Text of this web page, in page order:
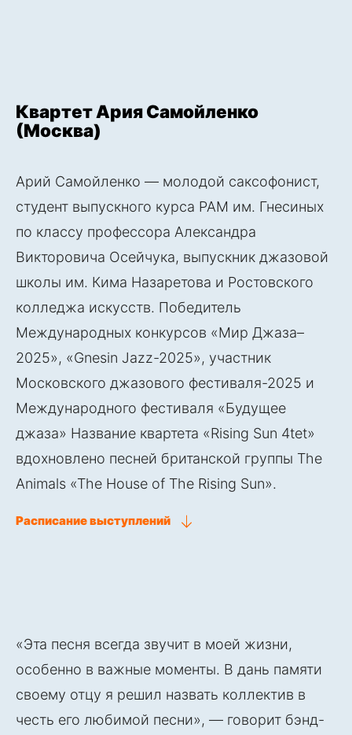
Квартет Ария Самойленко
(Москва)
Арий Самойленко — молодой саксофонист,
студент выпускного курса РАМ им. Гнесиных
по классу профессора Александра
Викторовича Осейчука, выпускник джазовой
школы им. Кима Назаретова и Ростовского
колледжа искусств. Победитель
Международных конкурсов «Мир Джаза–
2025», «Gnesin Jazz-2025», участник
Московского джазового фестиваля-2025 и
Международного фестиваля «Будущее
джаза» Название квартета «Rising Sun 4tet»
вдохновлено песней британской группы The
Animals «The House of The Rising Sun».
Расписание выступлений
«Эта песня всегда звучит в моей жизни,
особенно в важные моменты. В дань памяти
своему отцу я решил назвать коллектив в
честь его любимой песни», — говорит бэнд-